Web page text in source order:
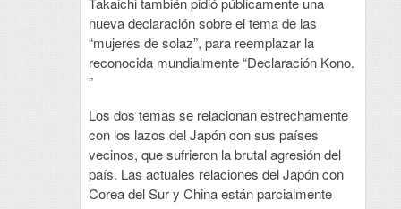
nueva declaración sobre el tema de las
“mujeres de solaz”, para reemplazar la
reconocida mundialmente “Declaración Kono.
”
Los dos temas se relacionan estrechamente
con los lazos del Japón con sus países
vecinos, que sufrieron la brutal agresión del
país. Las actuales relaciones del Japón con
Corea del Sur y China están parcialmente